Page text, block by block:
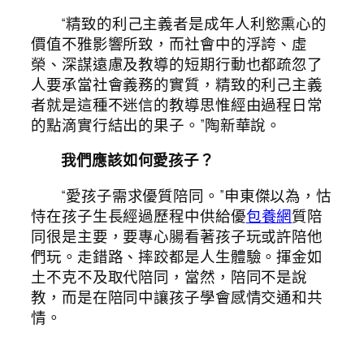
“精致的利己主義者是成年人利慾熏心的
價值不雅影響所致，而社會中的浮誇、虛
榮、深謀遠慮及教導的短期行動也都疏忽了
人要承當社會義務的實質，精致的利己主義
者就是這種不迷信的教導思惟經由過程日常
的點滴實行結出的果子。”陶新華說。
我們應該如何愛孩子？
“愛孩子需求優質陪同。”申東傑以為，怙
恃在孩子生長經過歷程中供給優包養網質陪
同很是主要，要專心腸看著孩子玩或許陪他
們玩。走錯路、摔跤都是人生體驗。揮金如
土不克不及取代陪同，當然，陪同不是說
教，而是在陪同中讓孩子學會感情交通和共
情。